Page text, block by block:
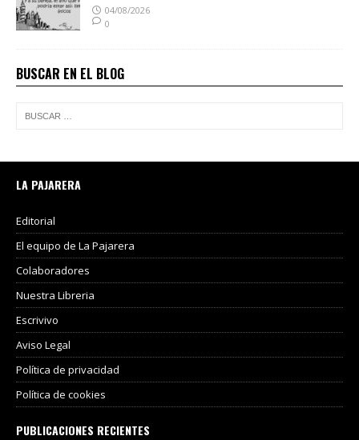
04/08/2026
0
BUSCAR EN EL BLOG
LA PAJARERA
Editorial
El equipo de La Pajarera
Colaboradores
Nuestra Libreria
Escrivivo
Aviso Legal
Política de privacidad
Política de cookies
PUBLICACIONES RECIENTES